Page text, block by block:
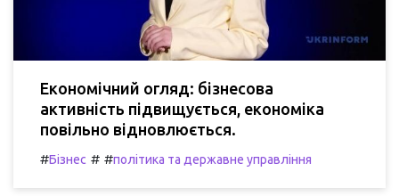
Економічний огляд: бізнесова
активність підвищується, економіка
повільно відновлюється.
#Бізнес # #політика та державне управління